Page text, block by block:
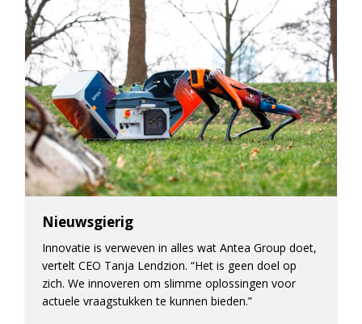
Nieuwsgierig
Innovatie is verweven in alles wat Antea Group doet,
vertelt CEO Tanja Lendzion. “Het is geen doel op
zich. We innoveren om slimme oplossingen voor
actuele vraagstukken te kunnen bieden.”